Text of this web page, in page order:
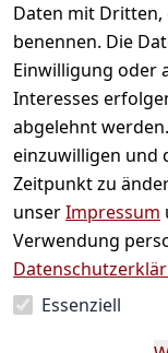
Kukicha -
gerösteter
Teebeutel
2,39 €*
Auf Lager
Daten mit Dritten,
benennen. Die
Einwilligung oder
Interesses
abgelehnt
einzuwilligen und
Zeitpunkt zu
unserImpressum
Verwendung
Essenziell